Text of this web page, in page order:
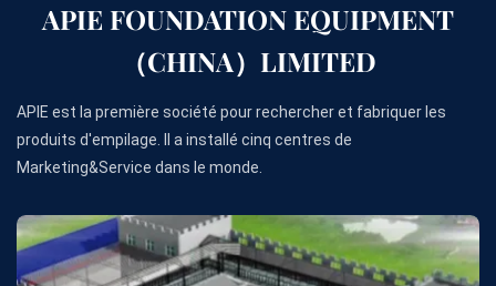
APIE FOUNDATION EQUIPMENT
（CHINA）LIMITED
APIE est la première société pour rechercher et fabriquer les
produits d'empilage. Il a installé cinq centres de
Marketing&Service dans le monde.